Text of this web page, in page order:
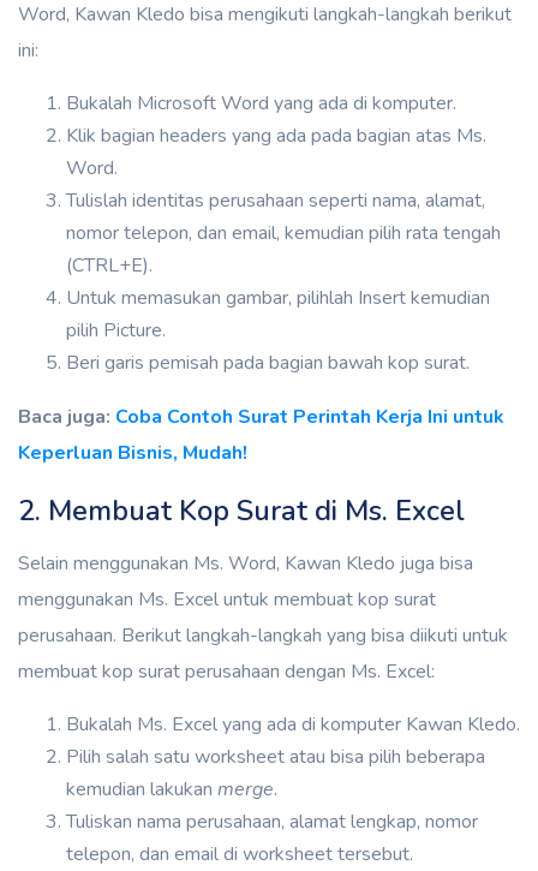
Word, Kawan Kledo bisa mengikuti langkah-langkah berikut
ini:
Bukalah Microsoft Word yang ada di komputer.
Klik bagian headers yang ada pada bagian atas Ms.
Word.
Tulislah identitas perusahaan seperti nama, alamat,
nomor telepon, dan email, kemudian pilih rata tengah
(CTRL+E).
Untuk memasukan gambar, pilihlah Insert kemudian
pilih Picture.
Beri garis pemisah pada bagian bawah kop surat.
Baca juga: Coba Contoh Surat Perintah Kerja Ini untuk
Keperluan Bisnis, Mudah!
2. Membuat Kop Surat di Ms. Excel
Selain menggunakan Ms. Word, Kawan Kledo juga bisa
menggunakan Ms. Excel untuk membuat kop surat
perusahaan. Berikut langkah-langkah yang bisa diikuti untuk
membuat kop surat perusahaan dengan Ms. Excel:
Bukalah Ms. Excel yang ada di komputer Kawan Kledo.
Pilih salah satu worksheet atau bisa pilih beberapa
kemudian lakukan merge.
Tuliskan nama perusahaan, alamat lengkap, nomor
telepon, dan email di worksheet tersebut.